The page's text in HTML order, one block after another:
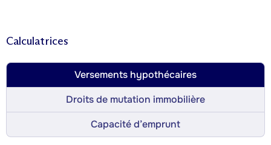
Calculatrices
Versements hypothécaires
Droits de mutation immobilière
Capacité d’emprunt